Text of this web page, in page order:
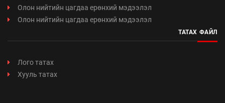
Олон нийтийн цагдаа ерөнхий мэдээлэл
Олон нийтийн цагдаа ерөнхий мэдээлэл
ТАТАХ ФАЙЛ
Лого татах
Хууль татах